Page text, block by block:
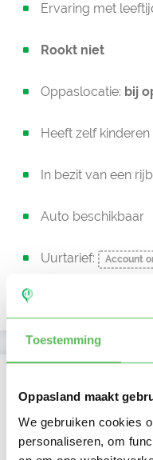
Toestemming
Oppasland maakt
We gebruiken cookies
personaliseren, om
Ervaring met
Rookt niet
Oppaslocatie: bij
Heeft zelf kinderen
In bezit van een
Auto beschikbaar
Uurtarief: Account
Ochtend
Middag